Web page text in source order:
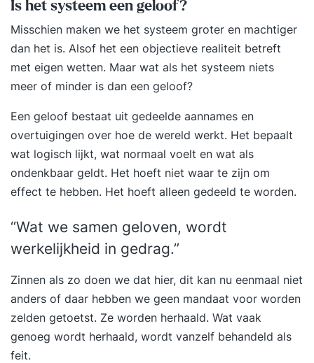
Is het systeem een geloof?
Misschien maken we het systeem groter en machtiger
dan het is. Alsof het een objectieve realiteit betreft
met eigen wetten. Maar wat als het systeem niets
meer of minder is dan een geloof?
Een geloof bestaat uit gedeelde aannames en
overtuigingen over hoe de wereld werkt. Het bepaalt
wat logisch lijkt, wat normaal voelt en wat als
ondenkbaar geldt. Het hoeft niet waar te zijn om
effect te hebben. Het hoeft alleen gedeeld te worden.
“Wat we samen geloven, wordt
werkelijkheid in gedrag.”
Zinnen als zo doen we dat hier, dit kan nu eenmaal niet
anders of daar hebben we geen mandaat voor worden
zelden getoetst. Ze worden herhaald. Wat vaak
genoeg wordt herhaald, wordt vanzelf behandeld als
feit.